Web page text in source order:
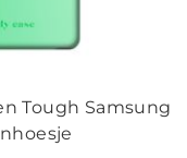
Tough Samsung